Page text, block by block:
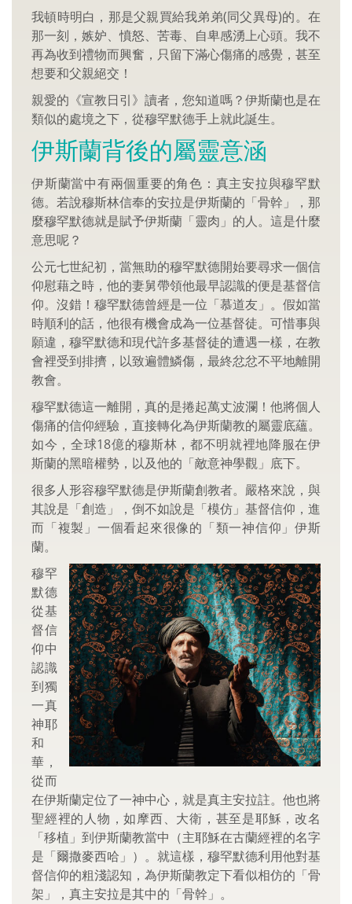
我頓時明白，那是父親買給我弟弟(同父異母)的。在
那一刻，嫉妒、憤怒、苦毒、自卑感湧上心頭。我不
再為收到禮物而興奮，只留下滿心傷痛的感覺，甚至
想要和父親絕交！
親愛的《宣教日引》讀者，您知道嗎？伊斯蘭也是在
類似的處境之下，從穆罕默德手上就此誕生。
伊斯蘭背後的屬靈意涵
伊斯蘭當中有兩個重要的角色：真主安拉與穆罕默
德。若說穆斯林信奉的安拉是伊斯蘭的「骨幹」，那
麼穆罕默德就是賦予伊斯蘭「靈肉」的人。這是什麼
意思呢？
公元七世紀初，當無助的穆罕默德開始要尋求一個信
仰慰藉之時，他的妻舅帶領他最早認識的便是基督信
仰。沒錯！穆罕默德曾經是一位「慕道友」。假如當
時順利的話，他很有機會成為一位基督徒。可惜事與
願違，穆罕默德和現代許多基督徒的遭遇一樣，在教
會裡受到排擠，以致遍體鱗傷，最終忿忿不平地離開
教會。
穆罕默德這一離開，真的是捲起萬丈波瀾！他將個人
傷痛的信仰經驗，直接轉化為伊斯蘭教的屬靈底蘊。
如今，全球18億的穆斯林，都不明就裡地降服在伊
斯蘭的黑暗權勢，以及他的「敵意神學觀」底下。
很多人形容穆罕默德是伊斯蘭創教者。嚴格來說，與
其說是「創造」，倒不如說是「模仿」基督信仰，進
而「複製」一個看起來很像的「類一神信仰」伊斯
蘭。
穆罕
默德
從基
督信
仰中
認識
到獨
一真
神耶
和
華，
從而
在伊斯蘭定位了一神中心，就是真主安拉註。他也將
聖經裡的人物，如摩西、大衛，甚至是耶穌，改名
「移植」到伊斯蘭教當中（主耶穌在古蘭經裡的名字
是「爾撒麥西哈」）。就這樣，穆罕默德利用他對基
督信仰的粗淺認知，為伊斯蘭教定下看似相仿的「骨
架」，真主安拉是其中的「骨幹」。